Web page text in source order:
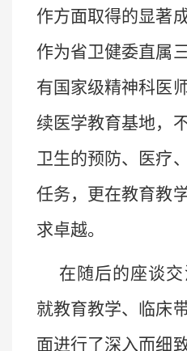
作方面取得的显著
作为省卫健委直属
有国家级精神科医
续医学教育基地，
卫生的预防、医疗
任务，更在教育教
求卓越。
在随后的座谈
就教育教学、临床
面进行了深入而细